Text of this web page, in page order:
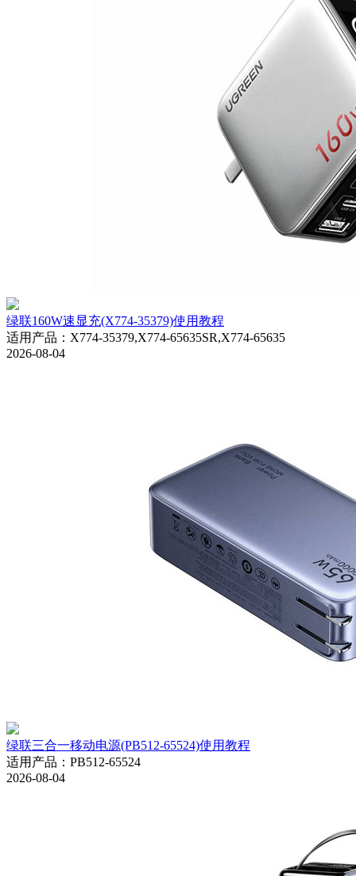
绿联160W速显充(X774-35379)使用教程
适用产品 ： X774-35379,X774-65635SR,X774-65635
2026-08-04
绿联三合一移动电源(PB512-65524)使用教程
适用产品 ： PB512-65524
2026-08-04